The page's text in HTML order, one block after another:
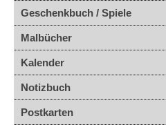
Geschenkbuch / Spiele
Malbücher
Kalender
Notizbuch
Postkarten